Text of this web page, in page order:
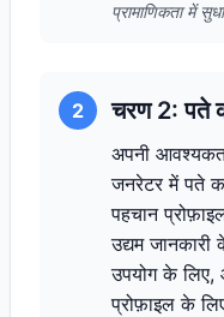
प्रामाणिकता में
2 चरण 2: पते
अपनी
जनरेटर में पते
पहचान
उद्यम
उपयोग के लिए,
प्रोफ़ाइल के